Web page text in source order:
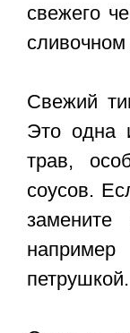
свежего
Свежий
Это одна
трав,
соусов.
замените
петрушкой.